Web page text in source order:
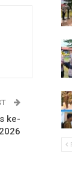
ke-